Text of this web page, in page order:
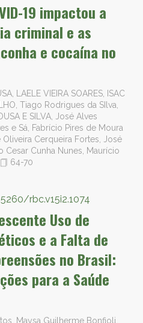
19 impactou a
criminal e as
e cocaína no
LAELE VIEIRA SOARES, ISAC
Tiago Rodrigues da SIlva,
E SILVA, José Alves
e Sá, Fabrício Pires de Moura
Cerqueira Fortes, José
Cesar Cunha Nunes, Maurício
64-70
rbc.v15i2.1074
Uso de
e a Falta de
no Brasil:
para a Saúde
Maysa Guilherme Bonfioli,